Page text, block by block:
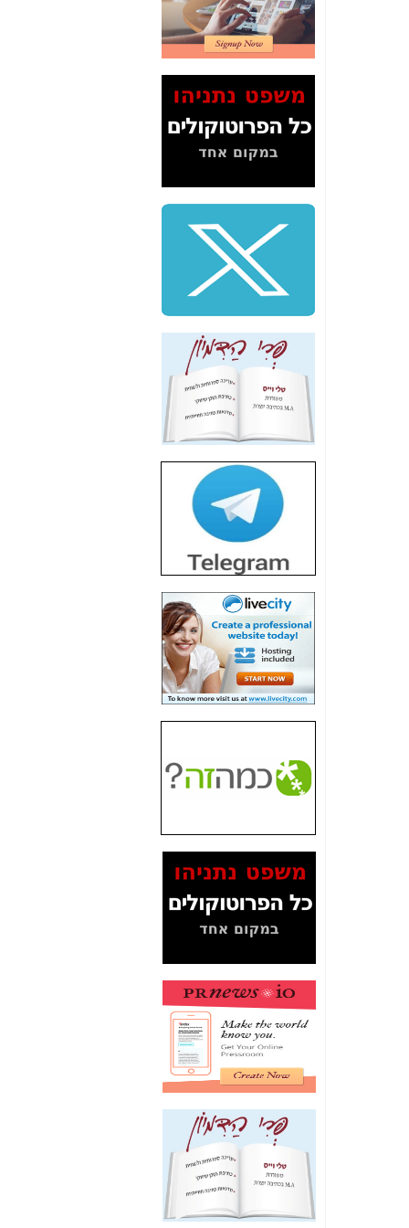
2" על תעלולי השר
משה כחלון -כאן
המשך חשיפת הבלוף
ששמו "מהפיכת
הסלולר" ואיך מסרסים
כאן
סיכום ביקור בסיליקון
שלמה פילבר (עד
לאחרונה מנכ"ל משרד
התקשורת) - עד
מדינה? הצחקתם
"יש אפליה בחקירה"?
חשיפה: למה השר
משה כחלון לא נחקר
עד היום? -
כאן
הדומה לזו של "תיק
4000" אך בתחום
הסלולר -
חשיפת מה שלא
רוצים שתדעו בעניין
פריסת אנלימיטד
(בניחוח בלתי נסבל) -
כאן
חשיפה: איוב קרא
אישר לקבוצת סלקום
בדיוק מה שביבי אישר
כאן
האם השר איוב קרא
היה צריך בכלל לחתום
על האישור, שנתן
האם ביבי וקרא קבלו
בכלל תמורה עבור
המסמכים בנושא בזק-
Yes (תיק 4000)
לאיש הלא נכון! -כאן
עובדות ומסמכים
האם ביבי כשר
תקשורת עזר לקב'
בזק? -כאן
מה מקור ה-Fake
News שהביא לתפירת
תיק לביבי והעלמת
החשודים הנכונים -כאן
אחת הרגליים של "תיק
4000 התפור"
התמוטטה היום
בניצחון (כפול) של בזק
-
כאן
איך כתבות מפנקות